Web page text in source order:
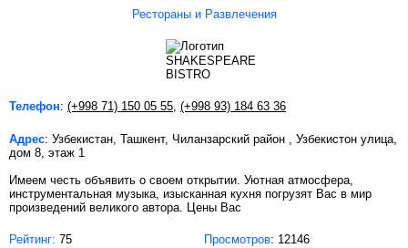
Рестораны и Развлечения
Телефон: (+998 71) 150 05 55, (+998 93) 184 63 36
Адрес: Узбекистан, Ташкент, Чиланзарский район , Узбекистон улица,
дом 8, этаж 1
Имеем честь объявить о своем открытии. Уютная атмосфера,
инструментальная музыка, изысканная кухня погрузят Вас в мир
произведений великого автора. Цены Вас
Рейтинг: 75 Просмотров: 12146